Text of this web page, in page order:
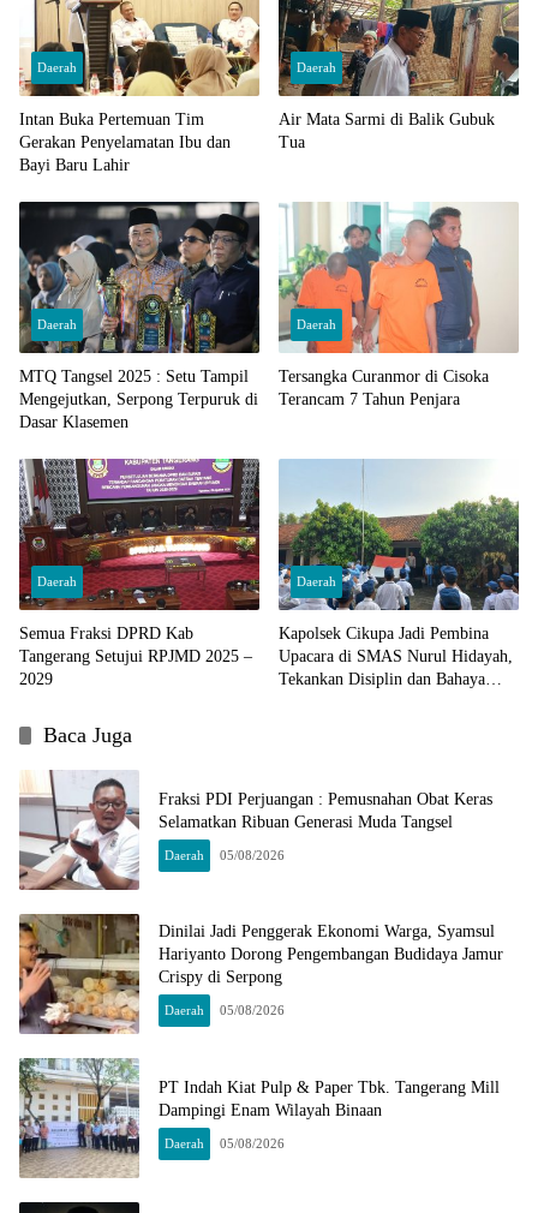
Daerah
Intan Buka Pertemuan Tim
Gerakan Penyelamatan Ibu dan
Bayi Baru Lahir
Daerah
Air Mata Sarmi di Balik Gubuk
Tua
Daerah
MTQ Tangsel 2025 : Setu Tampil
Mengejutkan, Serpong Terpuruk di
Dasar Klasemen
Daerah
Tersangka Curanmor di Cisoka
Terancam 7 Tahun Penjara
Daerah
Semua Fraksi DPRD Kab
Tangerang Setujui RPJMD 2025 –
2029
Daerah
Kapolsek Cikupa Jadi Pembina
Upacara di SMAS Nurul Hidayah,
Tekankan Disiplin dan Bahaya
Baca Juga
Fraksi PDI Perjuangan : Pemusnahan Obat Keras
Selamatkan Ribuan Generasi Muda Tangsel
Daerah 05/08/2026
Dinilai Jadi Penggerak Ekonomi Warga, Syamsul
Hariyanto Dorong Pengembangan Budidaya Jamur
Crispy di Serpong
Daerah 05/08/2026
PT Indah Kiat Pulp & Paper Tbk. Tangerang Mill
Dampingi Enam Wilayah Binaan
Daerah 05/08/2026